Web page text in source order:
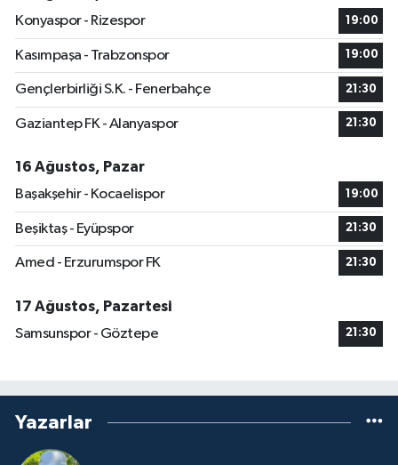
Konyaspor - Rizespor
19:00
Kasımpaşa - Trabzonspor 19:00
Gençlerbirliği S.K. - Fenerbahçe 21:30
Gaziantep FK - Alanyaspor 21:30
16 Ağustos, Pazar
Başakşehir - Kocaelispor
19:00
Beşiktaş - Eyüpspor 21:30
Amed - Erzurumspor FK 21:30
17 Ağustos, Pazartesi
Samsunspor - Göztepe
21:30
Yazarlar